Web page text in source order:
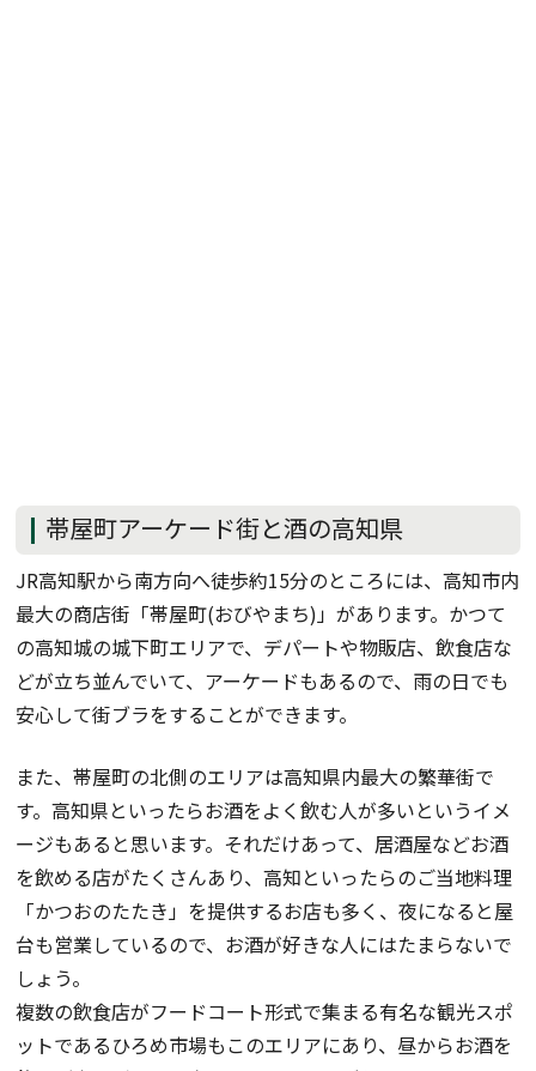
帯屋町アーケード街と酒の高知県
JR高知駅から南方向へ徒歩約15分のところには、高知市内
最大の商店街「帯屋町(おびやまち)」があります。かつて
の高知城の城下町エリアで、デパートや物販店、飲食店な
どが立ち並んでいて、アーケードもあるので、雨の日でも
安心して街ブラをすることができます。
また、帯屋町の北側のエリアは高知県内最大の繁華街で
す。高知県といったらお酒をよく飲む人が多いというイメ
ージもあると思います。それだけあって、居酒屋などお酒
を飲める店がたくさんあり、高知といったらのご当地料理
「かつおのたたき」を提供するお店も多く、夜になると屋
台も営業しているので、お酒が好きな人にはたまらないで
しょう。
複数の飲食店がフードコート形式で集まる有名な観光スポ
ットであるひろめ市場もこのエリアにあり、昼からお酒を